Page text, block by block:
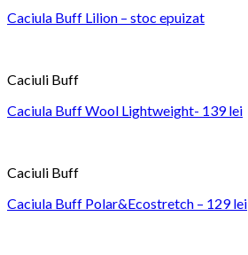
Caciula Buff Lilion – stoc epuizat
Caciuli Buff
Caciula Buff Wool Lightweight- 139 lei
Caciuli Buff
Caciula Buff Polar&Ecostretch – 129 lei